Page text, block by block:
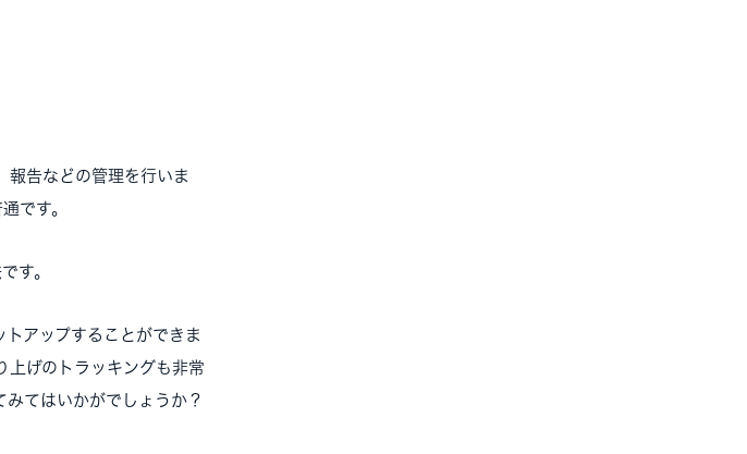
報告などの管理を行いま
です。
す。
アップすることができま
げのトラッキングも非常
てはいかがでしょうか？